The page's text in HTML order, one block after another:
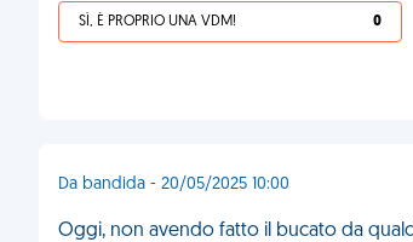
SÌ, È PROPRIO UNA VDM! 0
Da bandida - 20/05/2025 10:00
Oggi, non avendo fatto il bucato da